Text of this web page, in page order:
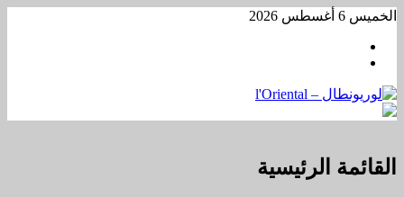
تخطي
المحتوى
الخميس 6 أغسطس 2026
القائمة الرئيسية